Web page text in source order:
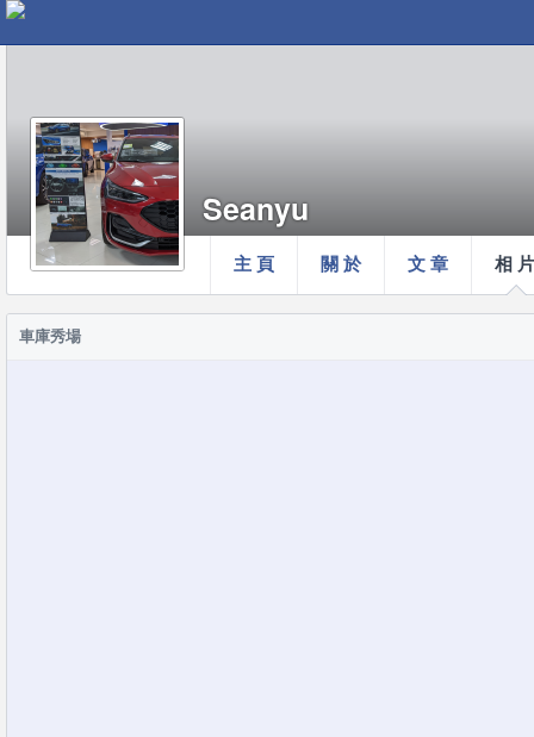
主 頁 關 於 文 章 相 片
Seanyu
車庫秀場